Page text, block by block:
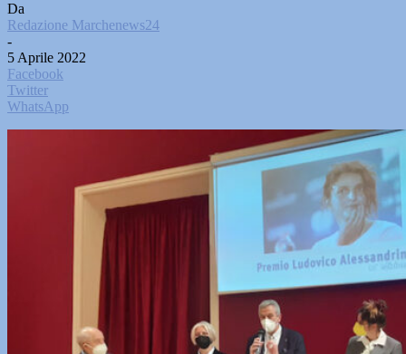
Da
Redazione Marchenews24
-
5 Aprile 2022
Facebook
Twitter
WhatsApp